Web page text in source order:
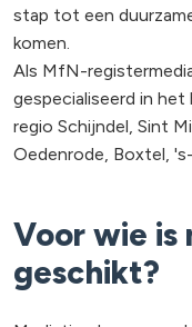
stap tot een
komen.
Als MfN-
gespecialiseerd in het
regio Schijndel, Sint
Oedenrode, Boxtel,
Voor wie is
geschikt?